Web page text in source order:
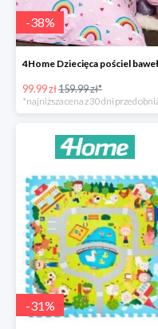
-38%
99.99 zł159.99 zł*
-31%